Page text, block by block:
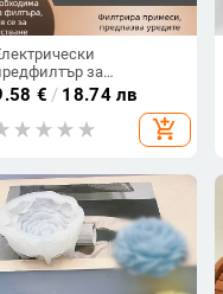
за
за домашно
ползване, стенен монтаж,
за вода против
€ / 18.74 лв
add_shopping_cart